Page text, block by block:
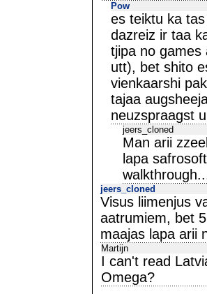
Pow
es teiktu ka
dazreiz ir taa
tjipa no games
utt), bet shito
vienkaarshi
tajaa
neuzspraagst
jeers_cloned
Man arii
lapa
jeers_cloned
Visus liimenjus
aatrumiem, bet
maajas lapa arii
Martijn
I can't read
Omega?